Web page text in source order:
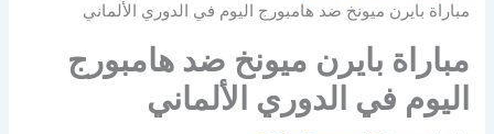
مباراة بايرن ميونخ ضد هامبورج اليوم في الدوري الألماني
مباراة بايرن ميونخ ضد هامبورج
اليوم في الدوري الألماني